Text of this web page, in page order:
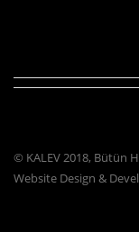
© KALEV 2018, Bütün
Website Design &